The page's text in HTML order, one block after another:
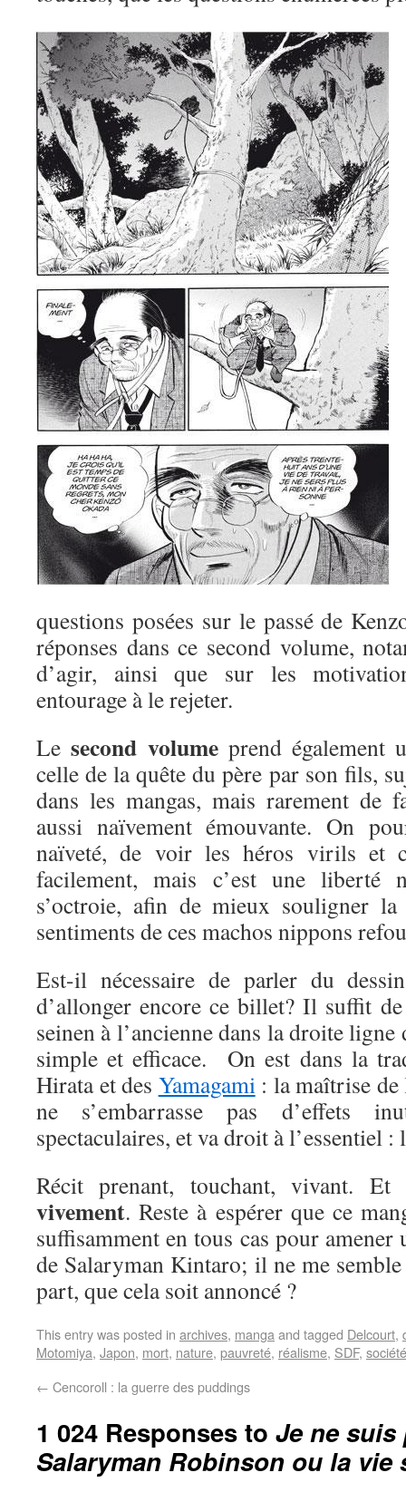
questions posées sur le passé de
réponses dans ce second volume,
d’agir, ainsi que sur les
entourage à le rejeter.
Lesecond volumeprend également
celle de la quête du père par son fils,
dans les mangas, mais rarement de
aussi naïvement émouvante. On
naïveté, de voir les héros virils et
facilement, mais c’est une liberté
s’octroie, afin de mieux souligner la
sentiments de ces machos nippons
Est-il nécessaire de parler du
d’allonger encore ce billet? Il suffit
seinen à l’ancienne dans la droite
simple et efficace. On est dans la
Hirata et des Yamagami: la maîtrise de
ne s’embarrasse pas d’effets
spectaculaires, et va droit à l’essentiel :
Récit prenant, touchant, vivant.
vivement. Reste à espérer que ce
suffisamment en tous cas pour
de Salaryman Kintaro; il ne me
part, que cela soit annoncé ?
This entry was posted in archives, manga and tagged Delcourt,
Motomiya, Japon, mort, nature, pauvreté, réalisme, SDF, société
← Cencoroll : la guerre des puddings
1 024 Responses to Je ne suis
Salaryman Robinson ou la vie